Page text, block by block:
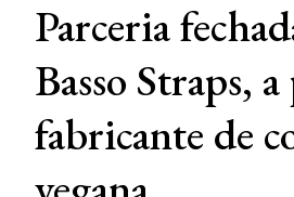
Parceria
Basso Straps,
fabricante de